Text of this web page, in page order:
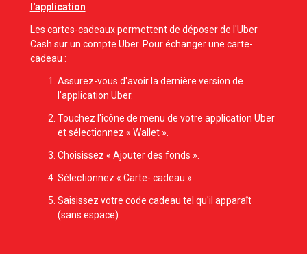
l'application
Les cartes-cadeaux permettent de déposer de l'Uber
Cash sur un compte Uber. Pour échanger une carte-
cadeau :
Assurez-vous d'avoir la dernière version de
l'application Uber.
Touchez l'icône de menu de votre application Uber
et sélectionnez « Wallet ».
Choisissez « Ajouter des fonds ».
Sélectionnez « Carte- cadeau ».
Saisissez votre code cadeau tel qu'il apparaît
(sans espace).